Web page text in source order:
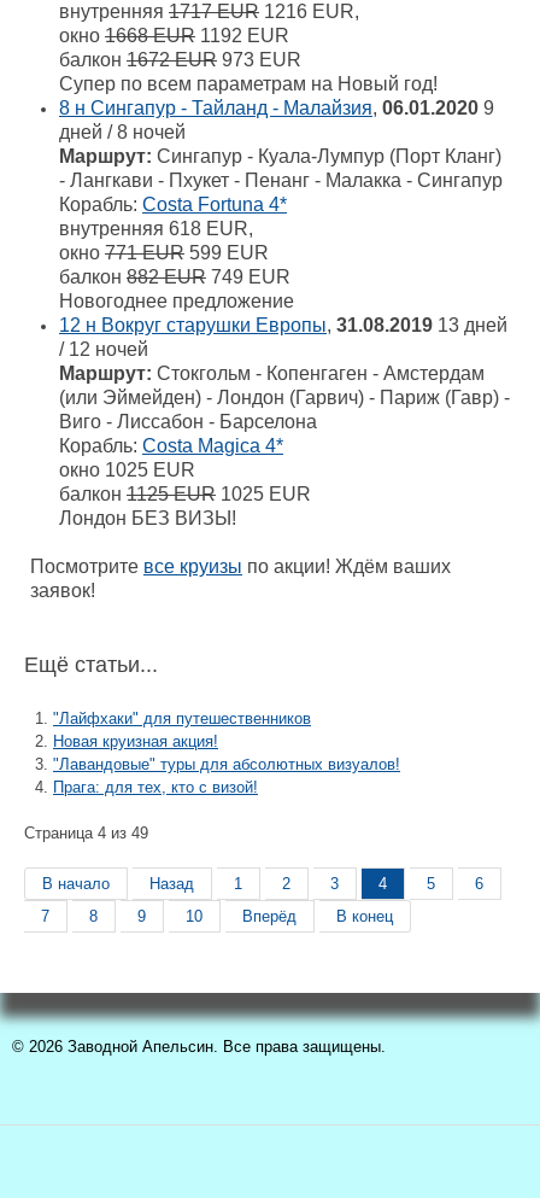
внутренняя 1717 EUR 1216 EUR,
окно 1668 EUR 1192 EUR
балкон 1672 EUR 973 EUR
Супер по всем параметрам на Новый год!
8 н Сингапур - Тайланд - Малайзия, 06.01.2020 9
дней / 8 ночей
Маршрут: Сингапур - Куала-Лумпур (Порт Кланг)
- Лангкави - Пхукет - Пенанг - Малакка - Сингапур
Корабль: Costa Fortuna 4*
внутренняя 618 EUR,
окно 771 EUR 599 EUR
балкон 882 EUR 749 EUR
Новогоднее предложение
12 н Вокруг старушки Европы, 31.08.2019 13 дней
/ 12 ночей
Маршрут: Стокгольм - Копенгаген - Амстердам
(или Эймейден) - Лондон (Гарвич) - Париж (Гавр) -
Виго - Лиссабон - Барселона
Корабль: Costa Magica 4*
окно 1025 EUR
балкон 1125 EUR 1025 EUR
Лондон БЕЗ ВИЗЫ!
Посмотрите все круизы по акции! Ждём ваших
заявок!
Ещё статьи...
"Лайфхаки" для путешественников
Новая круизная акция!
"Лавандовые" туры для абсолютных визуалов!
Прага: для тех, кто с визой!
Страница 4 из 49
В начало Назад 1 2 3 4 5
6
7
8 9 10 Вперёд В конец
© 2026 Заводной Апельсин. Все права защищены.